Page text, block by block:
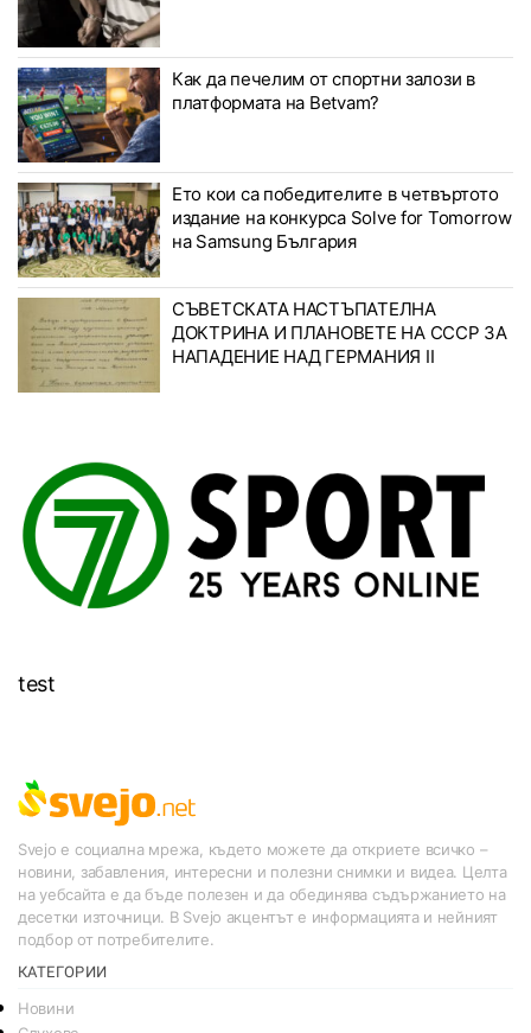
Как да печелим от спортни залози в
платформата на Betvam?
Ето кои са победителите в четвъртото
издание на конкурса Solve for Tomorrow
на Samsung България
СЪВЕТСКАТА НАСТЪПАТЕЛНА
ДОКТРИНА И ПЛАНОВЕТЕ НА СССР ЗА
НАПАДЕНИЕ НАД ГЕРМАНИЯ II
test
Svejo е социална мрежа, където можете да откриете всичко –
новини, забавления, интересни и полезни снимки и видеа. Целта
на уебсайта е да бъде полезен и да обединява съдържанието на
десетки източници. В Svejo акцентът е информацията и нейният
подбор от потребителите.
КАТЕГОРИИ
Новини